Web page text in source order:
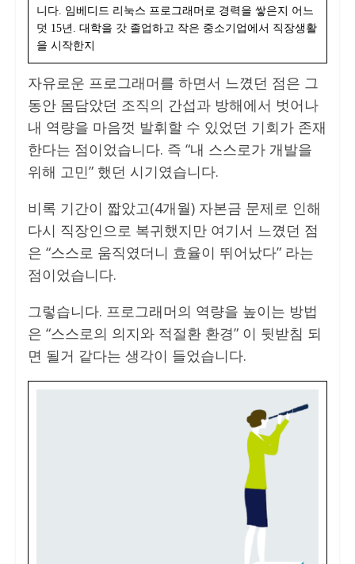
니다. 임베디드 리눅스 프로그래머로 경력을 쌓은지 어느
덧 15년. 대학을 갓 졸업하고 작은 중소기업에서 직장생활
을 시작한지
자유로운 프로그래머를 하면서 느꼈던 점은 그
동안 몸담았던 조직의 간섭과 방해에서 벗어나
내 역량을 마음껏 발휘할 수 있었던 기회가 존재
한다는 점이었습니다. 즉 “내 스스로가 개발을
위해 고민” 했던 시기였습니다.
비록 기간이 짧았고(4개월) 자본금 문제로 인해
다시 직장인으로 복귀했지만 여기서 느꼈던 점
은 “스스로 움직였더니 효율이 뛰어났다” 라는
점이었습니다.
그렇습니다. 프로그래머의 역량을 높이는 방법
은 “스스로의 의지와 적절환 환경” 이 뒷받침 되
면 될거 같다는 생각이 들었습니다.